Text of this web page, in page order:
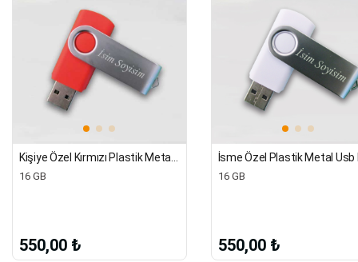
Kişiye Özel Kırmızı Plastik Metal Usb Flash Bellek
16 GB
550,00 ₺
16 GB
550,00 ₺